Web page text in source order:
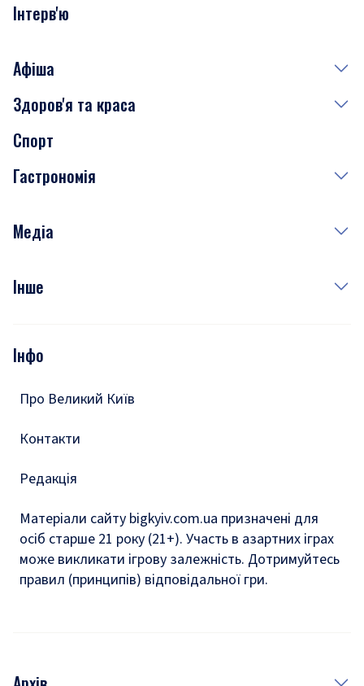
Інтерв'ю
Афіша
Сьогодні
Завтра
Субота
Здоров'я та краса
Медицина
Краса
Спорт
Гастрономія
Рецепти
Медіа
Фото
Подкасти
Інше
Тести
Інфо
Про Великий Київ
Контакти
Редакція
Матеріали сайту bigkyiv.com.ua призначені для
осіб старше 21 року (21+). Участь в азартних іграх
може викликати ігрову залежність. Дотримуйтесь
правил (принципів) відповідальної гри.